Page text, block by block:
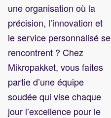
une organisation où la
précision, l’innovation et
le service personnalisé se
rencontrent ? Chez
Mikropakket, vous faites
partie d’une équipe
soudée qui vise chaque
jour l’excellence pour le